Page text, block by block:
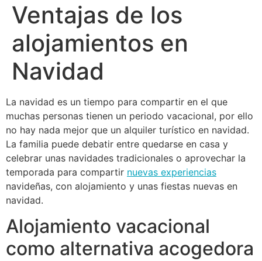
Ventajas de los
alojamientos en
Navidad
La navidad es un tiempo para compartir en el que
muchas personas tienen un periodo vacacional, por ello
no hay nada mejor que un alquiler turístico en navidad.
La familia puede debatir entre quedarse en casa y
celebrar unas navidades tradicionales o aprovechar la
temporada para compartir nuevas experiencias
navideñas, con alojamiento y unas fiestas nuevas en
navidad.
Alojamiento vacacional
como alternativa acogedora